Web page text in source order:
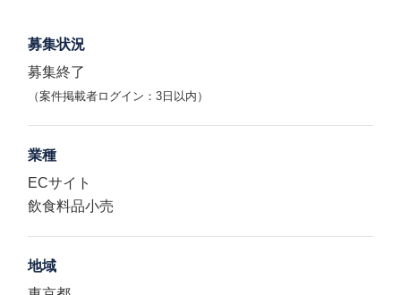
募集状況
募集終了
（案件掲載者ログイン：3日以内）
業種
ECサイト
飲食料品小売
地域